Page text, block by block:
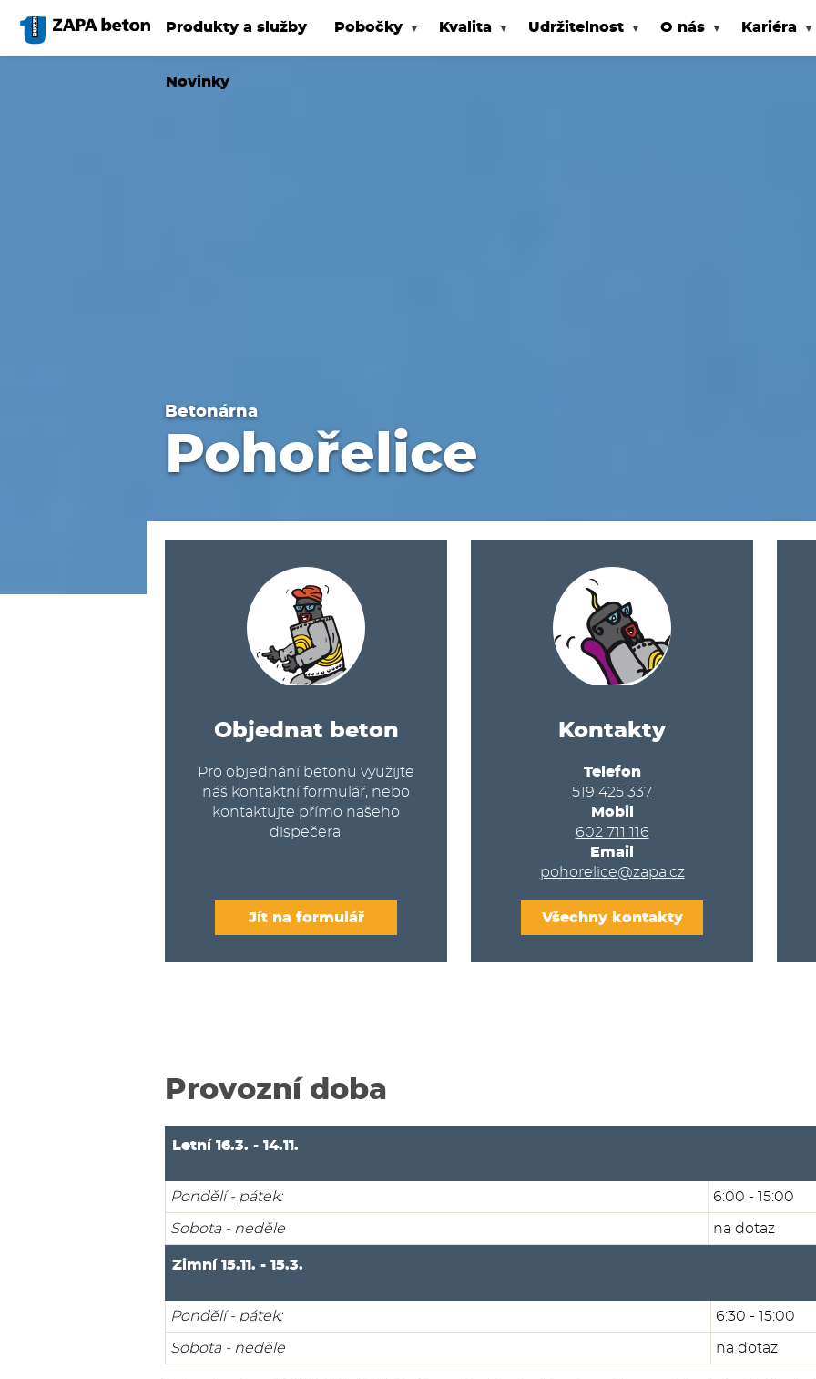
hlavnímu
obsahu
Produkty a služby Pobočky Kvalita Udržitelnost O nás Kariéra
Novinky
Betonárna
Pohořelice
Objednat beton
Pro objednání betonu využijte
náš kontaktní formulář, nebo
kontaktujte přímo našeho
dispečera.
Jít na formulář
Kontakty
Telefon
519 425 337
Mobil
602 711 116
Email
pohorelice@zapa.cz
Všechny kontakty
Provozní doba
Letní 16.3. - 14.11.
Pondělí - pátek: 6:00 - 15:00
Sobota - neděle na dotaz
Zimní 15.11. - 15.3.
Pondělí - pátek: 6:30 - 15:00
Sobota - neděle na dotaz